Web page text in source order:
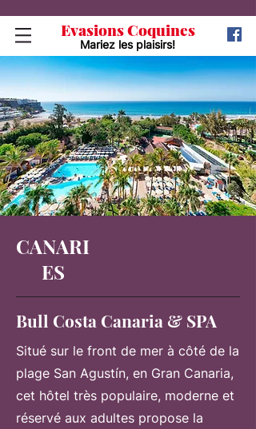
Evasions Coquines
Mariez les plaisirs!
CANARI
ES
Bull Costa Canaria & SPA
Situé sur le front de mer à côté de la
plage San Agustín, en Gran Canaria,
cet hôtel très populaire, moderne et
réservé aux adultes propose la